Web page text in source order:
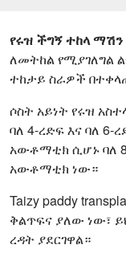
የሩዝ ችግኝ ተከላ ማሽን
ለመትከል የሚያገለግል
ተከታይ ስራዎች
ሶስት አይነት የሩዝ
ባለ 4-ረድፍ እና ባለ
አውቶማቲክ ሲሆኑ ባለ
አውቶማቲክ ነው።
Taizy paddy
ቅልጥፍና ያለው ነው፣
ረዳት ያደርገዋል።